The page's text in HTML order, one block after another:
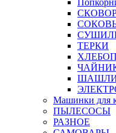
ТЕРКИ
Машинки для
ПЫЛЕСОСЫ
РАЗНОЕ